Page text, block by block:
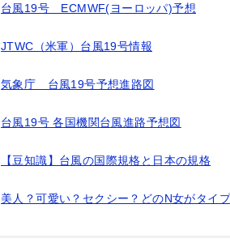
台風19号 ECMWF(ヨーロッパ)予想
JTWC（米軍）台風19号情報
気象庁 台風19号予想進路図
台風19号 各国機関台風進路予想図
【豆知識】台風の国際規格と日本の規格
美人？可愛い？セクシー？どのN女がタイ